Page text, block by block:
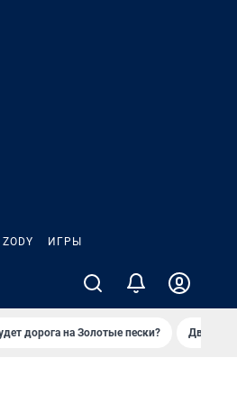
ZODY ИГРЫ
дорога на Золотые пески? Двое